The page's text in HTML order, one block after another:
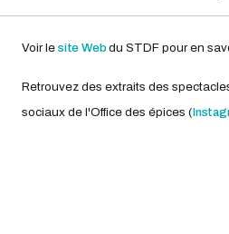
Voir le site Webdu STDF pour en
Retrouvez des extraits des
sociaux de l'Office des épices (